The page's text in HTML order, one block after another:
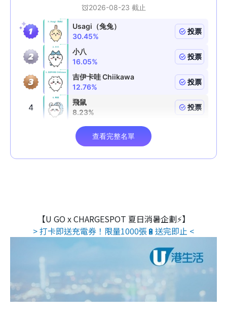
【U GO x CHARGESPOT 夏日消暑企劃⚡】
> 打卡即送充電券！限量1000張🔋送完即止 <